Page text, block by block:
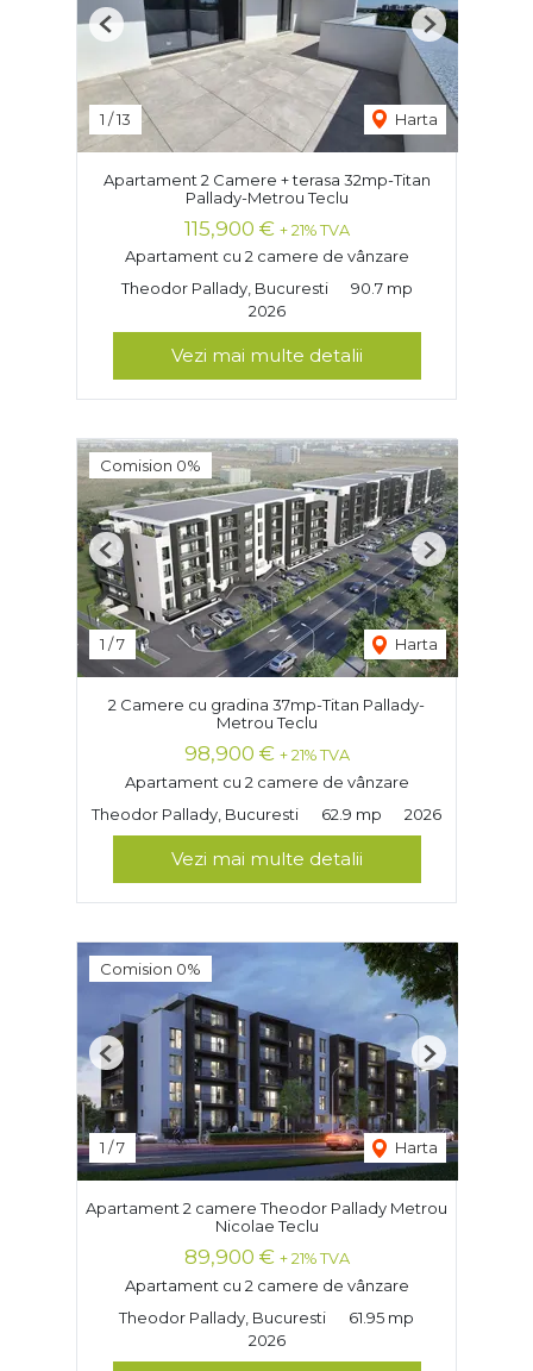
1 /13 Harta
Previous Next
Apartament 2 Camere + terasa 32mp-Titan
Pallady-Metrou Teclu
115,900 € + 21% TVA
Apartament cu 2 camere de vânzare
Theodor Pallady, Bucuresti
90.7 mp
2026
Vezi mai multe detalii
Comision 0%
1 /7 Harta
Previous Next
2 Camere cu gradina 37mp-Titan Pallady-
Metrou Teclu
98,900 € + 21% TVA
Apartament cu 2 camere de vânzare
Theodor Pallady, Bucuresti
62.9 mp 2026
Vezi mai multe detalii
Comision 0%
1 /7 Harta
Previous Next
Apartament 2 camere Theodor Pallady Metrou
Nicolae Teclu
89,900 € + 21% TVA
Apartament cu 2 camere de vânzare
Theodor Pallady, Bucuresti
61.95 mp
2026